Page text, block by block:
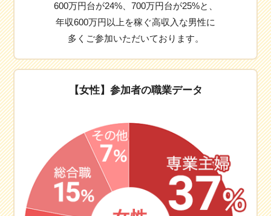
600万円台が24%、700万円台が25%と、
年収600万円以上を稼ぐ高収入な男性に
多くご参加いただいております。
【女性】参加者の職業データ